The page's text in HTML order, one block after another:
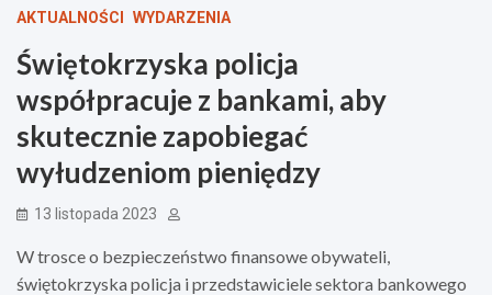
AKTUALNOŚCI WYDARZENIA
Świętokrzyska policja
współpracuje z bankami, aby
skutecznie zapobiegać
wyłudzeniom pieniędzy
13 listopada 2023
W trosce o bezpieczeństwo finansowe obywateli,
świętokrzyska policja i przedstawiciele sektora bankowego